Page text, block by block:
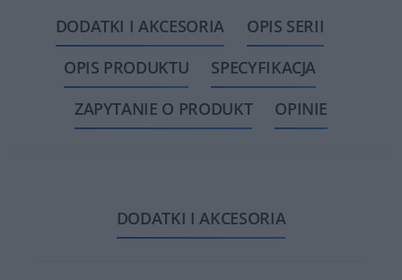
DODATKI I AKCESORIA
OPIS SERII
OPIS PRODUKTU
SPECYFIKACJA
ZAPYTANIE O PRODUKT
OPINIE
DODATKI I AKCESORIA